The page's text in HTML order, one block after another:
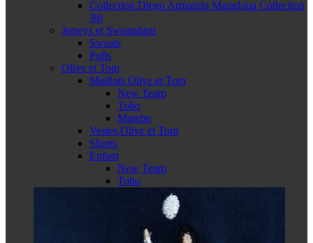
Collection Diego Armando Maradona Collection
'86
Jerseys et Sweatshirts
Sweats
Pulls
Olive et Tom
Maillots Olive et Tom
New Team
Toho
Mambo
Vestes Olive et Tom
Shorts
Enfant
New Team
Toho